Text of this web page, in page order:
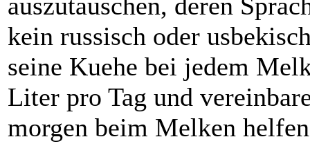
kein russisch oder
seine Kuehe bei jedem
Liter pro Tag und
morgen beim Melken